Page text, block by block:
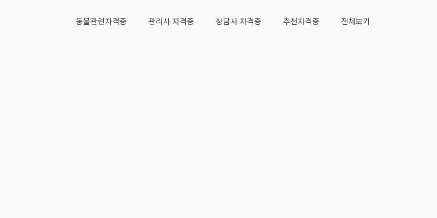
동물관련자격증 관리사 자격증 상담사 자격증 추천자격증 전체보기